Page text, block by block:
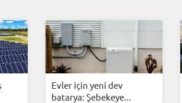
Telefon Önerileri
Evler için yeni dev
batarya: Şebekeye...